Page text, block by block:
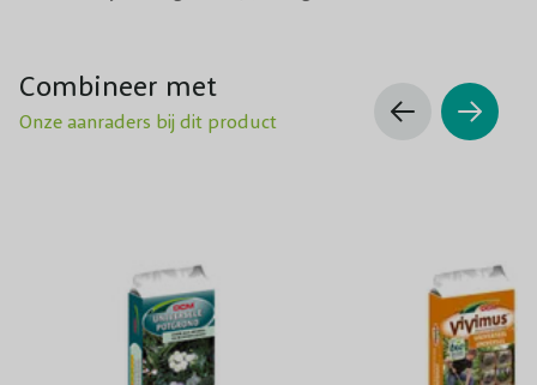
Combineer met
Onze aanraders bij dit product